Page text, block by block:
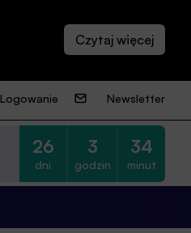
Logowanie Newsletter
26
dni
3
godzin
34
minut